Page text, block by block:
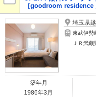
［goodroom residence
埼玉県
東武伊勢
ＪＲ武
築年月
1986年3月